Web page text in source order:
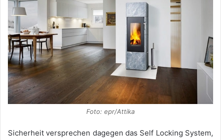
Foto: epr/Attika
Sicherheit versprechen dagegen das Self Locking System,